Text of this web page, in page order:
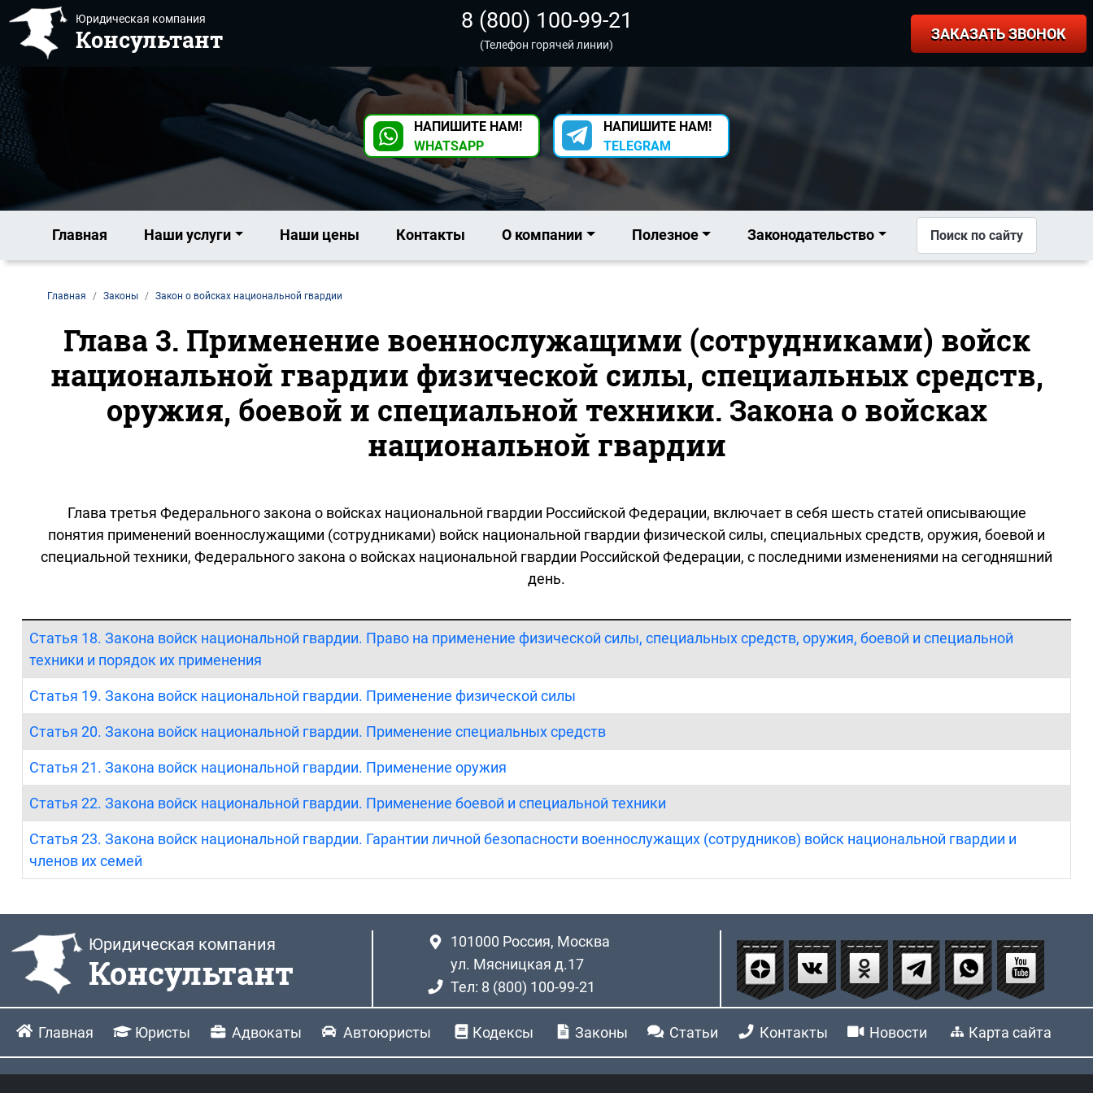
Юридическая компания
Консультант
8 (800) 100-99-21
(Телефон горячей линии)
ЗАКАЗАТЬ ЗВОНОК
НАПИШИТЕ НАМ!
WHATSAPP
НАПИШИТЕ НАМ!
TELEGRAM
Главная Наши услуги Наши цены Контакты О компании Полезное Законодательство Поиск по сайту
Главная Законы Закон о войсках национальной гвардии
Глава 3. Применение военнослужащими (сотрудниками) войск
национальной гвардии физической силы, специальных средств,
оружия, боевой и специальной техники. Закона о войсках
национальной гвардии
Глава третья Федерального закона о войсках национальной гвардии Российской Федерации, включает в себя шесть статей описывающие
понятия применений военнослужащими (сотрудниками) войск национальной гвардии физической силы, специальных средств, оружия, боевой и
специальной техники, Федерального закона о войсках национальной гвардии Российской Федерации, с последними изменениями на сегодняшний
день.
Статья 18. Закона войск национальной гвардии. Право на применение физической силы, специальных средств, оружия, боевой и специальной
техники и порядок их применения
Статья 19. Закона войск национальной гвардии. Применение физической силы
Статья 20. Закона войск национальной гвардии. Применение специальных средств
Статья 21. Закона войск национальной гвардии. Применение оружия
Статья 22. Закона войск национальной гвардии. Применение боевой и специальной техники
Статья 23. Закона войск национальной гвардии. Гарантии личной безопасности военнослужащих (сотрудников) войск национальной гвардии и
членов их семей
Юридическая компания
Консультант
101000 Россия, Москва
ул. Мясницкая д.17
Тел: 8 (800) 100-99-21
Главная Юристы Адвокаты Автоюристы Кодексы Законы Статьи Контакты Новости Карта сайта